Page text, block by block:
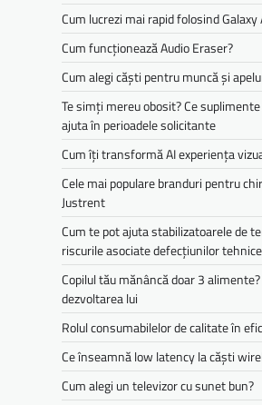
Cum lucrezi mai rapid folosind Galaxy
Cum funcționează Audio Eraser?
Cum alegi căști pentru muncă și
Te simți mereu obosit? Ce
ajuta în perioadele solicitante
Cum îți transformă AI experiența
Cele mai populare branduri pentru
Justrent
Cum te pot ajuta stabilizatoarele de
riscurile asociate defecțiunilor tehnice
Copilul tău mănâncă doar 3
dezvoltarea lui
Rolul consumabilelor de calitate în
Ce înseamnă low latency la căști
Cum alegi un televizor cu sunet bun?